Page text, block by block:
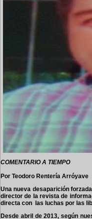
COMENTARIO A TIEMPO
Por Teodoro Rentería Arróyave
Una nueva desaparición
director de la revista de
directa con las luchas por las
Desde abril de 2013, según